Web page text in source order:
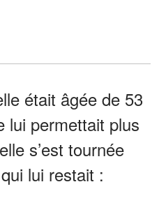
était âgée de 53
lui permettait plus
s’est tournée
lui restait :